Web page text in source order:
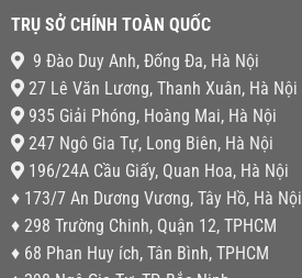
TRỤ SỞ CHÍNH TOÀN QUỐC
9 Đào Duy Anh, Đống Đa, Hà Nội
27 Lê Văn Lương, Thanh Xuân, Hà Nội
935 Giải Phóng, Hoàng Mai, Hà Nội
247 Ngô Gia Tự, Long Biên, Hà Nội
196/24A Cầu Giấy, Quan Hoa, Hà Nội
♦ 173/7 An Dương Vương, Tây Hồ, Hà Nội
♦ 298 Trường Chinh, Quận 12, TPHCM
♦ 68 Phan Huy ích, Tân Bình, TPHCM